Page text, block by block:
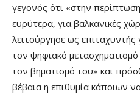
γεγονός ότι «στην
ευρύτερα, για βαλκανικές
λειτούργησε ως επιταχυντής
τον ψηφιακό
τον βηματισμό του» και
βέβαια η επιθυμία κάποιων